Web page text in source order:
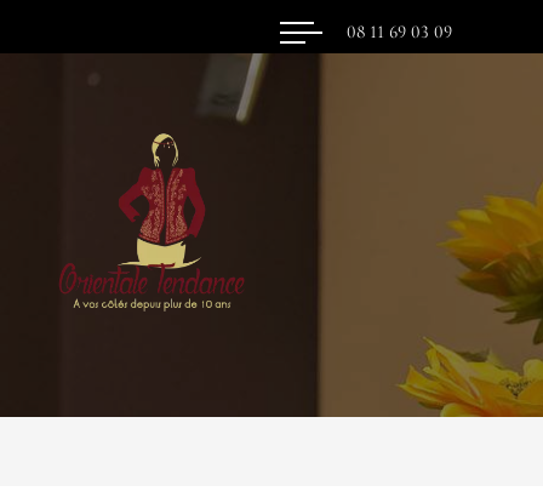
08 11 69 03 09